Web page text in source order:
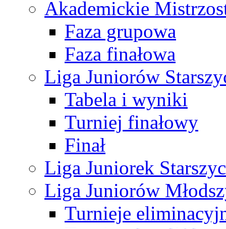
Akademickie
Faza grupowa
Faza finałowa
Liga Juniorów
Tabela i wyniki
Turniej finałowy
Finał
Liga Juniorek
Liga Juniorów
Turnieje